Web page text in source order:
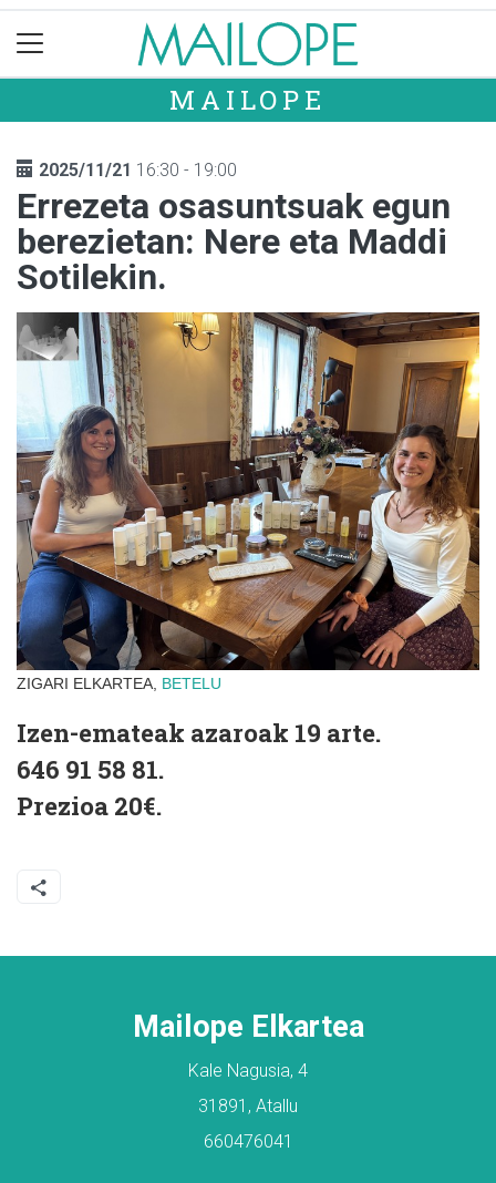
MAILOPE
2025/11/21 16:30 - 19:00
Errezeta osasuntsuak egun
berezietan: Nere eta Maddi
Sotilekin.
ZIGARI ELKARTEA, BETELU
Izen-emateak azaroak 19 arte.
646 91 58 81.
Prezioa 20€.
Mailope Elkartea
Kale Nagusia, 4
31891, Atallu
660476041